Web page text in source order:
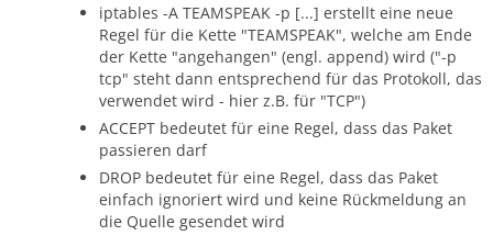
iptables -A TEAMSPEAK -p [...] erstellt eine neue
Regel für die Kette "TEAMSPEAK", welche am Ende
der Kette "angehangen" (engl. append) wird ("-p
tcp" steht dann entsprechend für das Protokoll, das
verwendet wird - hier z.B. für "TCP")
ACCEPT bedeutet für eine Regel, dass das Paket
passieren darf
DROP bedeutet für eine Regel, dass das Paket
einfach ignoriert wird und keine Rückmeldung an
die Quelle gesendet wird